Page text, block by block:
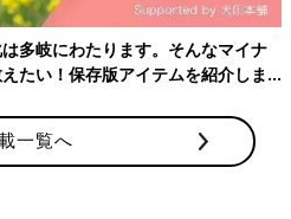
が長い時間眠ることを想定して作
故防止対策がとられています。し
項を知ることは重要です。睡眠時
きないよう、ベビーベッドの中に
た後は必ず上まであげること、柵
ることを毎回きちんとチェックす
っかりと確認しましょう。
多岐にわたります。そんなマイナ
たい！保存版アイテムを紹介しま
一覧へ